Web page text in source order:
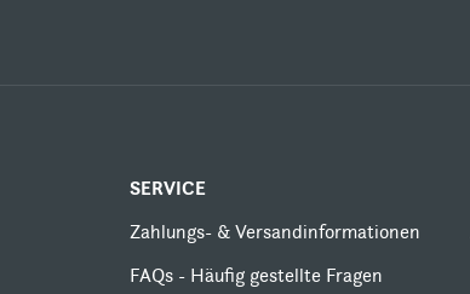
SERVICE
Zahlungs- & Versandinformationen
FAQs - Häufig gestellte Fragen